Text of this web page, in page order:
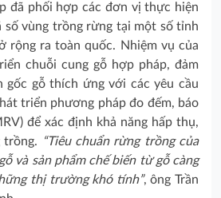
đã phối hợp các đơn vị thực hiện
số vùng trồng rừng tại một số tỉnh
rộng ra toàn quốc. Nhiệm vụ của
chuỗi cung gỗ hợp pháp, đảm
gốc gỗ thích ứng với các yêu cầu
triển phương pháp đo đếm, báo
để xác định khả năng hấp thụ,
trồng.
“Tiêu chuẩn rừng trồng của
và sản phẩm chế biến từ gỗ càng
thị trường khó tính”, ông Trần